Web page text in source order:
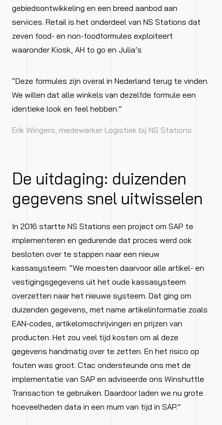
gebiedsontwikkeling en een breed aanbod aan
services. Retail is het onderdeel van NS Stations dat
zeven food- en non-foodformules exploiteert
waaronder Kiosk, AH to go en Julia’s
“Deze formules zijn overal in Nederland terug te vinden.
We willen dat alle winkels van dezelfde formule een
identieke look en feel hebben.”
Erik Wingers, medewerker Logistiek bij NS Stations
De uitdaging: duizenden
gegevens snel uitwisselen
In 2016 startte NS Stations een project om SAP te
implementeren en gedurende dat proces werd ook
besloten over te stappen naar een nieuw
kassasysteem. “We moesten daarvoor alle artikel- en
vestigingsgegevens uit het oude kassasysteem
overzetten naar het nieuwe systeem. Dat ging om
duizenden gegevens, met name artikelinformatie zoals
EAN-codes, artikelomschrijvingen en prijzen van
producten. Het zou veel tijd kosten om al deze
gegevens handmatig over te zetten. En het risico op
fouten was groot. Ctac ondersteunde ons met de
implementatie van SAP en adviseerde ons Winshuttle
Transaction te gebruiken. Daardoor laden we nu grote
hoeveelheden data in een mum van tijd in SAP.”